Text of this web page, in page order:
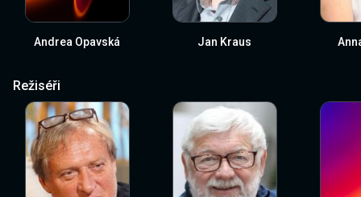
Andrea Opavská Jan Kraus
Režiséři